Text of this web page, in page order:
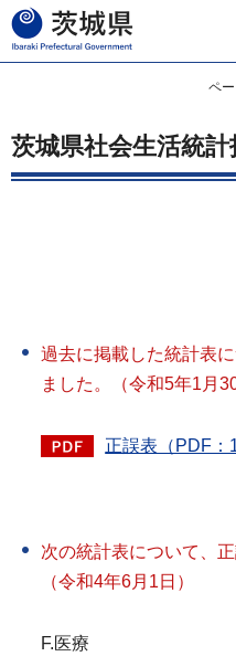
茨城県
ペ
茨城県社会生活統
過去に掲載した統計表
ました。（令和5年1月30
正誤表（PDF：
次の統計表について、
（令和4年6月1日）
F.医療